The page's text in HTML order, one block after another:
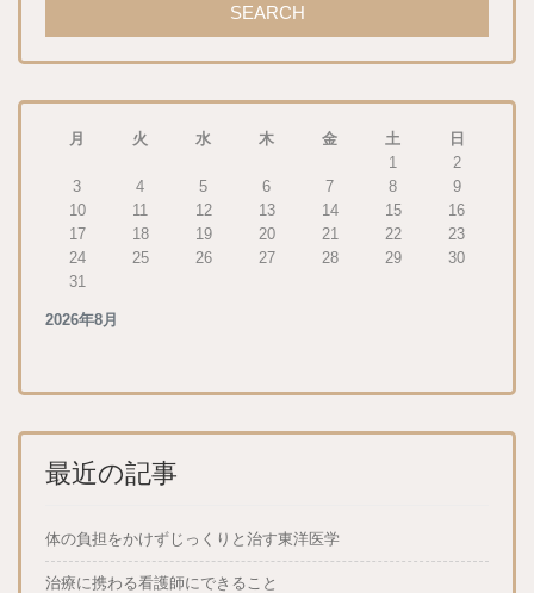
2026年8月
月 火 水 木 金 土
日
1
2
3
4 5 6 7 8
9
10
11 12 13 14 15
16
17
18 19 20 21 22
23
24
25 26 27 28 29
30
31
最近の記事
体の負担をかけずじっくりと治す東洋医学
治療に携わる看護師にできること